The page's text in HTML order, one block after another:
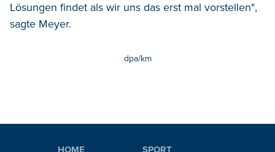
Lösungen findet als wir uns das erst mal vorstellen",
sagte Meyer.
dpa/km
HOME
SPORT